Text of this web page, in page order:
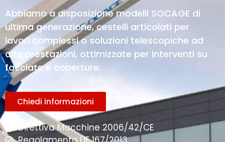
Abbiamo a disposizione modelli SOCAGE di
ultima generazione, cestelli articolati per
lavori complessi o soluzioni telescopiche ad
alte prestazioni, ottimizzate per interventi su
facciate e coperture.
Chiedi informazioni
Direttiva Macchine 2006/42/CE